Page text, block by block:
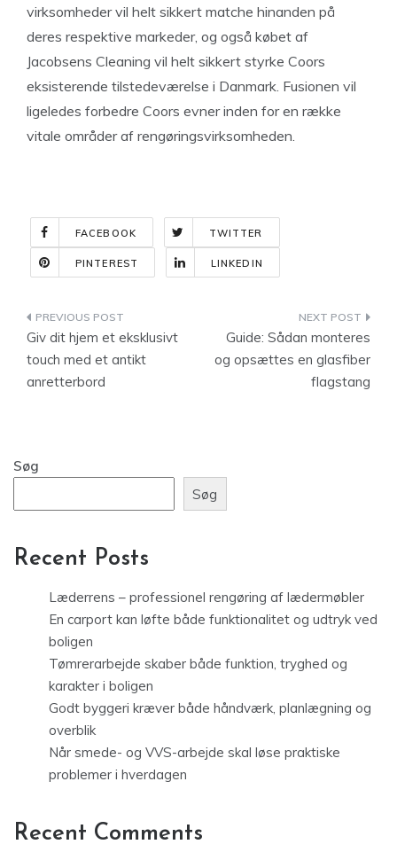
virksomheder vil helt sikkert matche hinanden på
deres respektive markeder, og også købet af
Jacobsens Cleaning vil helt sikkert styrke Coors
eksisterende tilstedeværelse i Danmark. Fusionen vil
ligeledes forbedre Coors evner inden for en række
vitale områder af rengøringsvirksomheden.
FACEBOOK TWITTER
PINTEREST LINKEDIN
Indlægsnavigation
Giv dit hjem et eksklusivt
touch med et antikt
anretterbord
Guide: Sådan monteres
og opsættes en glasfiber
flagstang
Søg
Søg
Recent Posts
Læderrens – professionel rengøring af lædermøbler
En carport kan løfte både funktionalitet og udtryk ved
boligen
Tømrerarbejde skaber både funktion, tryghed og
karakter i boligen
Godt byggeri kræver både håndværk, planlægning og
overblik
Når smede- og VVS-arbejde skal løse praktiske
problemer i hverdagen
Recent Comments